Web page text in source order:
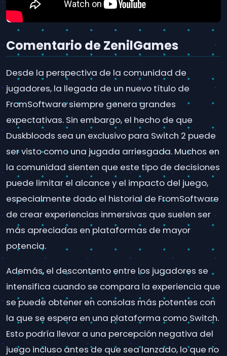
Comentario de ZenilGames
Desde la perspectiva de la comunidad de
jugadores, la llegada de un nuevo título de
FromSoftware siempre genera grandes
expectativas. Sin embargo, el hecho de que
Duskbloods sea un exclusivo para Switch 2 puede
ser visto como una jugada arriesgada. Muchos en
la comunidad sienten que este tipo de decisiones
puede limitar el alcance y el impacto del juego,
especialmente dado el historial de FromSoftware
de crear experiencias inmersivas que suelen ser
más apreciadas en plataformas de mayor
potencia.
Además, el descontento entre los jugadores se
intensifica cuando se compara la experiencia que
se puede obtener en consolas más potentes con
la que se espera en una plataforma como Switch.
Esto podría llevar a una percepción negativa del
juego incluso antes de que sea lanzado, lo que no